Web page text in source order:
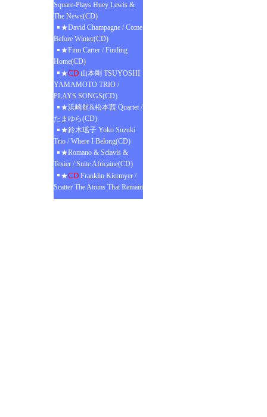
Square-Plays Huey Lewis &
The News(CD)
★David Champagne / Come
Before Winter(CD)
★Finn Carter / Finding
Home(CD)
★CD 山本剛 TSUYOSHI
YAMAMOTO TRIO /
PLAYS SONGS(CD)
★浜崎航&松本茜 Quartet /
たまゆら(CD)
★鈴木瑶子 Yoko Suzuki
Trio / Where I Belong(CD)
★Romano & Sclavis &
Texier / Suite Africaine(CD)
★CD Franklin Kiermyer /
Scatter The Atoms That Remain